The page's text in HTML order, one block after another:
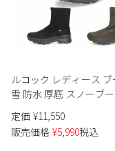
ルコック レディース ブ
雪 防水 厚底 スノーブ
ート丈 ファスナー付き
量 クッション性 LCS ベ
LG QL3WJD90BK ブラッ
定価 ¥11,550
販売価格 ¥5,990税込